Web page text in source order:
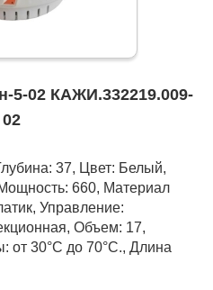
5-02 КАЖИ.332219.009-
02
37, Цвет: Белый,
660, Материал
Управление:
Объем: 17,
от 30°С до 70°С., Длина